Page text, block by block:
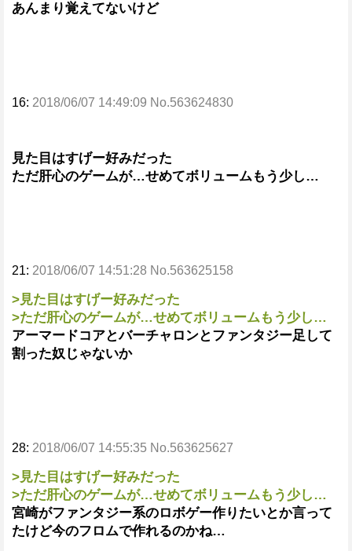
あんまり覚えてないけど
16: 2018/06/07 14:49:09 No.563624830
見た目はすげー好みだった
ただ肝心のゲームが…せめてボリュームもう少し…
21: 2018/06/07 14:51:28 No.563625158
>見た目はすげー好みだった
>ただ肝心のゲームが…せめてボリュームもう少し…
アーマードコアとバーチャロンとファンタジー足して
割った奴じゃないか
28: 2018/06/07 14:55:35 No.563625627
>見た目はすげー好みだった
>ただ肝心のゲームが…せめてボリュームもう少し…
宮崎がファンタジー系のロボゲー作りたいとか言って
たけど今のフロムで作れるのかね…